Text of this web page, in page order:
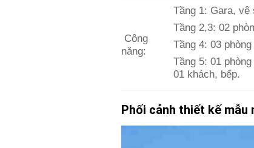
Công
năng:
Tầng 1: Gara, vệ
Tầng 2,3: 02
Tầng 4: 03
Tầng 5: 01
01 khách, bếp.
Phối cảnh thiết kế mẫu